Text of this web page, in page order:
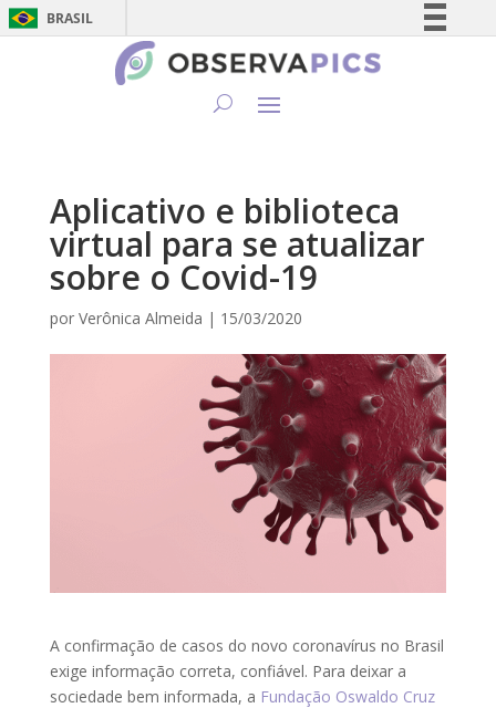
BRASIL
Simplifique!
Canais
Aplicativo e biblioteca
virtual para se atualizar
sobre o Covid-19
por Verônica Almeida | 15/03/2020
A confirmação de casos do novo coronavírus no Brasil
exige informação correta, confiável. Para deixar a
sociedade bem informada, a Fundação Oswaldo Cruz